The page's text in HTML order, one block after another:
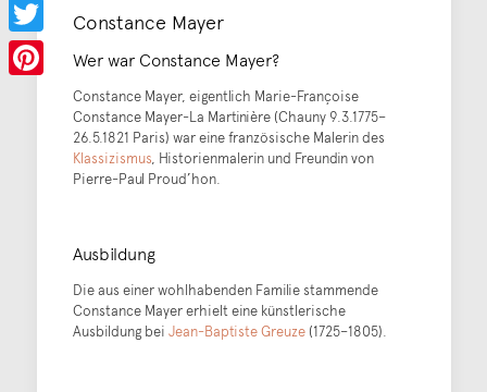
Constance Mayer
Wer war Constance Mayer?
Constance Mayer, eigentlich Marie-Françoise
Constance Mayer-La Martinière (Chauny 9.3.1775–
26.5.1821 Paris) war eine französische Malerin des
Klassizismus, Historienmalerin und Freundin von
Pierre-Paul Proud’hon.
Ausbildung
Die aus einer wohlhabenden Familie stammende
Constance Mayer erhielt eine künstlerische
Ausbildung bei Jean-Baptiste Greuze(1725–1805).
Facebook
Twitter